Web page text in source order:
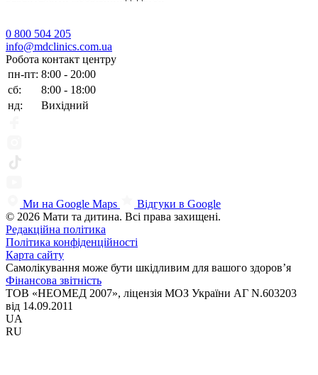
0 800 504 205
info@mdclinics.com.ua
Робота контакт центру
пн-пт: 8:00 - 20:00
сб:
8:00 - 18:00
нд:
Вихідний
Ми на Google Maps
Відгуки в Google
© 2026 Мати та дитина. Всі права захищені.
Редакційна політика
Політика конфіденційності
Карта сайту
Самолікування може бути шкідливим для вашого здоров’я
Фінансова звітність
ТОВ «НЕОМЕД 2007», ліцензія МОЗ України АГ N.603203
від 14.09.2011
UA
RU